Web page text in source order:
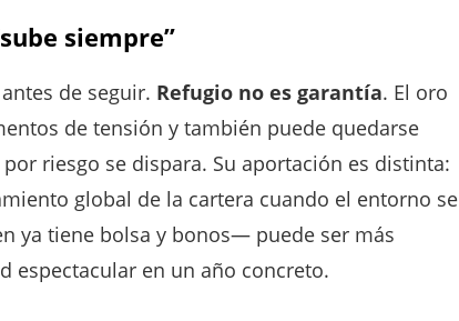
siempre”
de seguir. Refugio no es garantía. El oro
de tensión y también puede quedarse
riesgo se dispara. Su aportación es distinta:
global de la cartera cuando el entorno se
ya tiene bolsa y bonos— puede ser más
espectacular en un año concreto.